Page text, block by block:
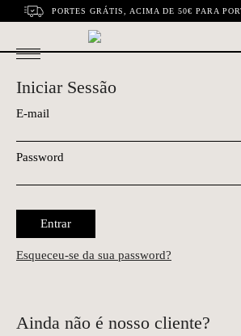
PORTES GRÁTIS, ACIMA DE 50€ PARA
Iniciar Sessão
E-mail
Password
Entrar
Esqueceu-se da sua password?
Ainda não é nosso cliente?